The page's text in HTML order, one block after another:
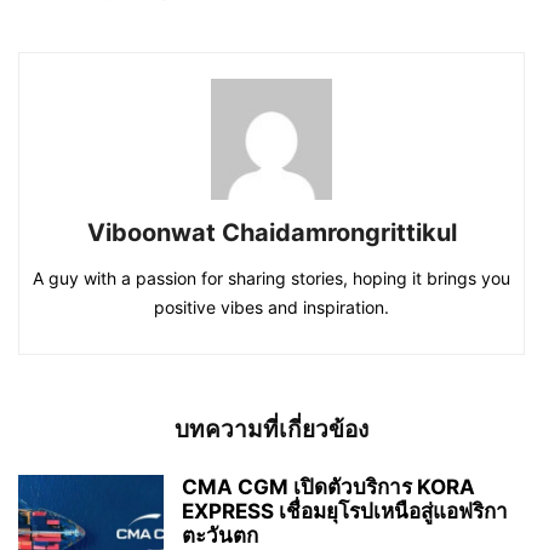
Viboonwat Chaidamrongrittikul
A guy with a passion for sharing stories, hoping it brings you
positive vibes and inspiration.
บทความที่เกี่ยวข้อง
CMA CGM เปิดตัวบริการ KORA
EXPRESS เชื่อมยุโรปเหนือสู่แอฟริกา
ตะวันตก